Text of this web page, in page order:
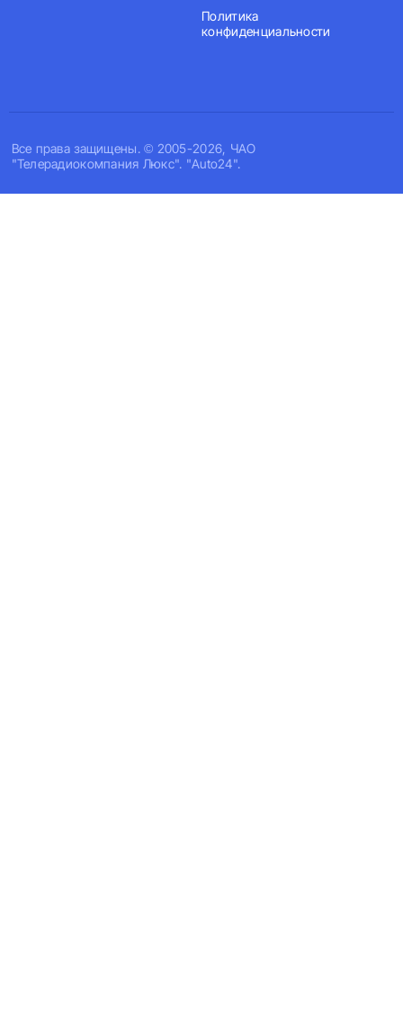
Все права защищены. © 2005-2026, ЧАО
"Телерадиокомпания Люкс". "Auto24".
Политика
конфиденциальности